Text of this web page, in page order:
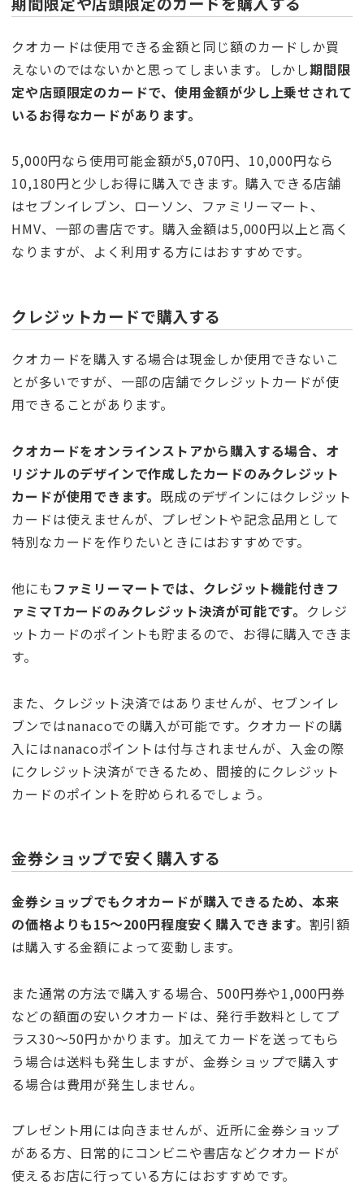
クオカードは使用できる金額と同じ額のカードしか買
えないのではないかと思ってしまいます。しかし期間限
定や店頭限定のカードで、使用金額が少し上乗せされて
いるお得なカードがあります。
5,000円なら使用可能金額が5,070円、10,000円なら
10,180円と少しお得に購入できます。購入できる店舗
はセブンイレブン、ローソン、ファミリーマート、
HMV、一部の書店です。購入金額は5,000円以上と高く
なりますが、よく利用する方にはおすすめです。
クレジットカードで購入する
クオカードを購入する場合は現金しか使用できないこ
とが多いですが、一部の店舗でクレジットカードが使
用できることがあります。
クオカードをオンラインストアから購入する場合、オ
リジナルのデザインで作成したカードのみクレジット
カードが使用できます。既成のデザインにはクレジット
カードは使えませんが、プレゼントや記念品用として
特別なカードを作りたいときにはおすすめです。
他にも ファミリーマートでは、クレジット機能付きフ
ァミマTカードのみクレジット決済が可能です。 クレジ
ットカードのポイントも貯まるので、お得に購入できま
す。
また、クレジット決済ではありませんが、セブンイレ
ブンではnanacoでの購入が可能です。クオカードの購
入にはnanacoポイントは付与されませんが、入金の際
にクレジット決済ができるため、間接的にクレジット
カードのポイントを貯められるでしょう。
金券ショップで安く購入する
金券ショップでもクオカードが購入できるため、本来
の価格よりも15〜200円程度安く購入できます。 割引額
は購入する金額によって変動します。
また通常の方法で購入する場合、500円券や1,000円券
などの額面の安いクオカードは、発行手数料としてプ
ラス30〜50円かかります。加えてカードを送ってもら
う場合は送料も発生しますが、金券ショップで購入す
る場合は費用が発生しません。
プレゼント用には向きませんが、近所に金券ショップ
がある方、日常的にコンビニや書店などクオカードが
使えるお店に行っている方にはおすすめです。